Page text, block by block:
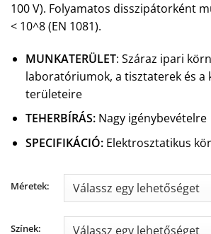
100 V). Folyamatos disszipátorként
< 10^8 (EN 1081).
MUNKATERÜLET: Száraz ipari
laboratóriumok, a tisztaterek és a
területeire
TEHERBÍRÁS:Nagy igénybevételre
SPECIFIKÁCIÓ:Elektrosztatikus
Méretek:
Színek: